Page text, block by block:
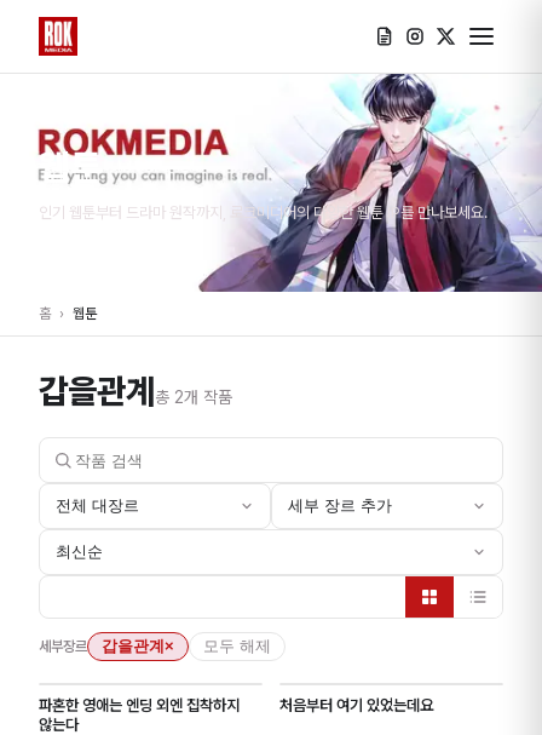
웹툰
인기 웹툰부터 드라마 원작까지, 로크미디어의 다양한 웹툰 IP를 만나보세요.
홈 › 웹툰
갑을관계 총 2개 작품
전체 대장르 세부 장르 추가
최신순
세부장르 갑을관계 × 모두 해제
파혼한 영애는 엔딩 외엔 집착하지
않는다
처음부터 여기 있었는데요